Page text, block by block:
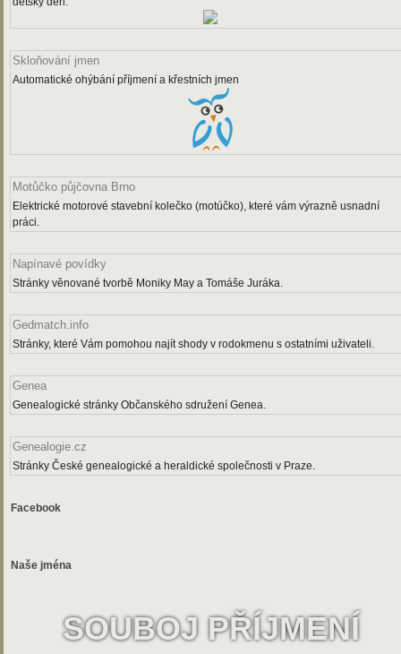
Skloňování jmen
Automatické ohýbání příjmení a křestních jmen
Motůčko půjčovna Brno
Elektrické motorové stavební kolečko (motúčko), které vám výrazně usnadní
práci.
Napínavé povídky
Stránky věnované tvorbě Moniky May a Tomáše Juráka.
Gedmatch.info
Stránky, které Vám pomohou najít shody v rodokmenu s ostatními uživateli.
Genea
Genealogické stránky Občanského sdružení Genea.
Genealogie.cz
Stránky České genealogické a heraldické společnosti v Praze.
Facebook
Naše jména
SOUBOJ PŘÍJMENÍ